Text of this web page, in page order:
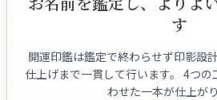
す
開運印鑑は鑑定で終わらせず印影設
仕上げまで一貫して行います。 4つの
わせた一本が仕上がり